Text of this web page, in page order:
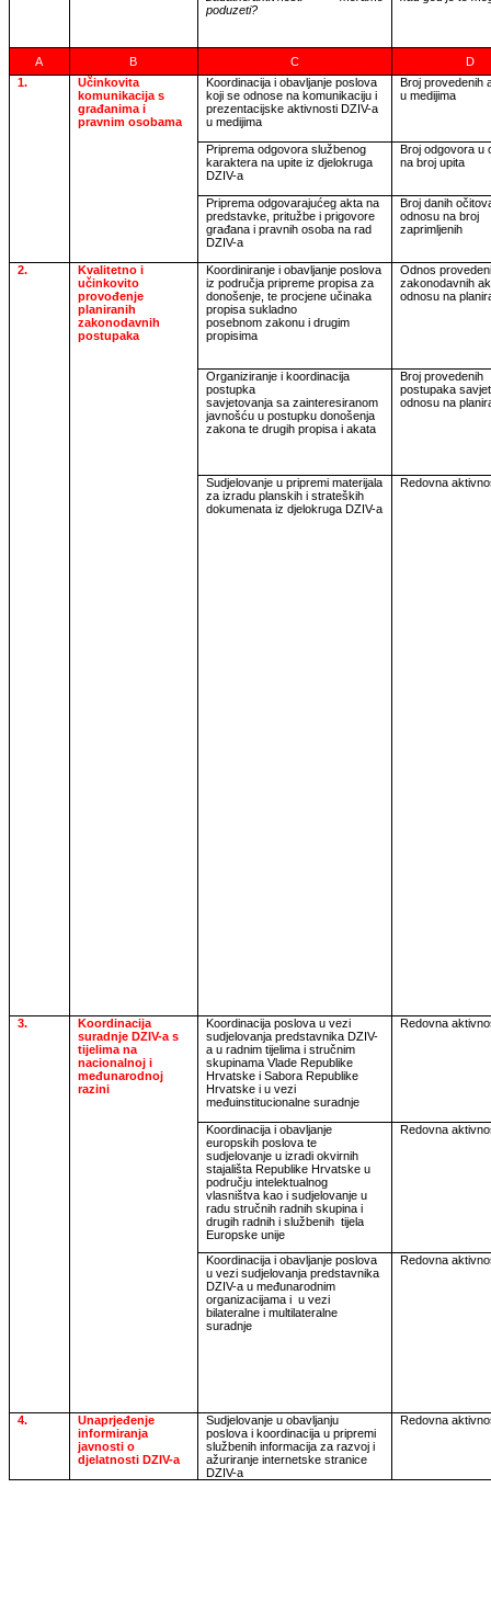
poduzeti?
A B C
D
1.
Učinkovita
komunikacija s
građanima i
pravnim osobama
Koordinacija i obavljanje poslova
koji se odnose na komunikaciju i
prezentacijske aktivnosti DZIV-a
u medijima
Broj provedenih
u medijima
Priprema odgovora službenog
karaktera na upite iz djelokruga
DZIV-a
Broj odgovora u
na broj upita
Priprema odgovarajućeg akta na
predstavke, pritužbe i prigovore
građana i pravnih osoba na rad
DZIV-a
Broj danih
odnosu na broj
zaprimljenih
2.
Kvalitetno i
učinkovito
provođenje
planiranih
zakonodavnih
postupaka
Koordiniranje i obavljanje poslova
iz područja pripreme propisa za
donošenje, te procjene učinaka
propisa sukladno
posebnom zakonu i drugim
propisima
Odnos
zakonodavnih
odnosu na
Organiziranje i koordinacija
postupka
savjetovanja sa zainteresiranom
javnošću u postupku donošenja
zakona te drugih propisa i akata
Broj provedenih
postupaka
odnosu na
Sudjelovanje u pripremi materijala
za izradu planskih i strateških
dokumenata iz djelokruga DZIV-a
Redovna
3.
Koordinacija
suradnje DZIV-a s
tijelima na
nacionalnoj i
međunarodnoj
razini
Koordinacija poslova u vezi
sudjelovanja predstavnika DZIV-
a u radnim tijelima i stručnim
skupinama Vlade Republike
Hrvatske i Sabora Republike
Hrvatske i u vezi
međuinstitucionalne suradnje
Redovna
Koordinacija i obavljanje
europskih poslova te
sudjelovanje u izradi okvirnih
stajališta Republike Hrvatske u
području intelektualnog
vlasništva kao i sudjelovanje u
radu stručnih radnih skupina i
drugih radnih i službenih tijela
Europske unije
Redovna
Koordinacija i obavljanje poslova
u vezi sudjelovanja predstavnika
DZIV-a u međunarodnim
organizacijama i u vezi
bilateralne i multilateralne
suradnje
Redovna
4.
Unaprjeđenje
informiranja
javnosti o
djelatnosti DZIV-a
Sudjelovanje u obavljanju
poslova i koordinacija u pripremi
službenih informacija za razvoj i
ažuriranje internetske stranice
DZIV-a
Redovna